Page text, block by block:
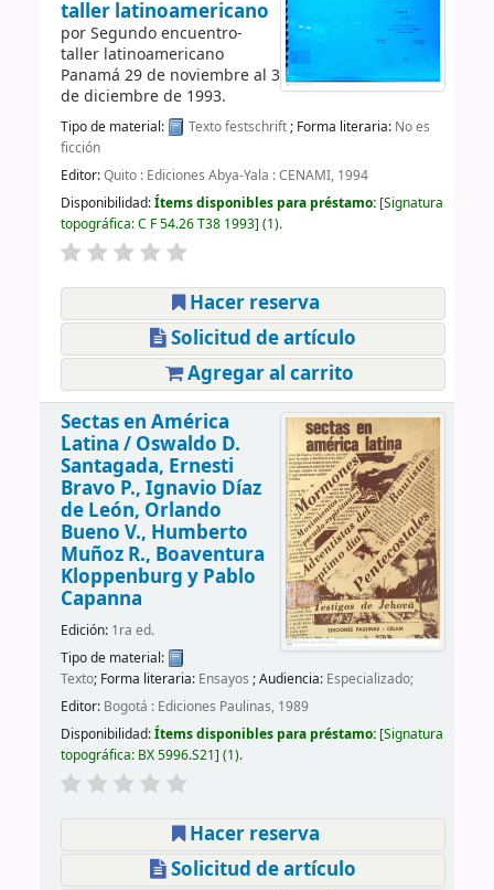
taller latinoamericano
porSegundo encuentro-
taller latinoamericano
Panamá 29 de noviembre al 3
de diciembre de 1993.
Tipo de material: Textofestschrift; Forma literaria: No es
ficción
Editor:Quito : Ediciones Abya-Yala : CENAMI, 1994
Disponibilidad:Ítems disponibles para préstamo: Signatura
topográfica:C F 54.26 T38 1993 (1).
Hacer reserva
Solicitud de artículo
Agregar al carrito
Sectas en América
Latina / Oswaldo D.
Santagada, Ernesti
Bravo P., Ignavio Díaz
de León, Orlando
Bueno V., Humberto
Muñoz R., Boaventura
Kloppenburg y Pablo
Capanna
Edición: 1ra ed.
Tipo de material:
Texto; Forma literaria: Ensayos ; Audiencia: Especializado;
Editor: Bogotá : Ediciones Paulinas, 1989
Disponibilidad:Ítems disponibles para préstamo: Signatura
topográfica: BX 5996.S21 (1).
Hacer reserva
Solicitud de artículo